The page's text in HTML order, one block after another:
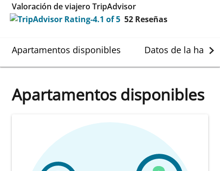
Valoración de viajero TripAdvisor
52 Reseñas
Apartamentos disponibles Datos de la
Apartamentos disponibles